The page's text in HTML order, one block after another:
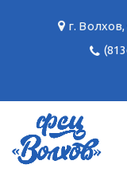
г. Волхов,